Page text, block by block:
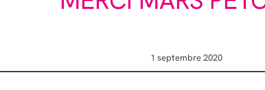
1 septembre 2020